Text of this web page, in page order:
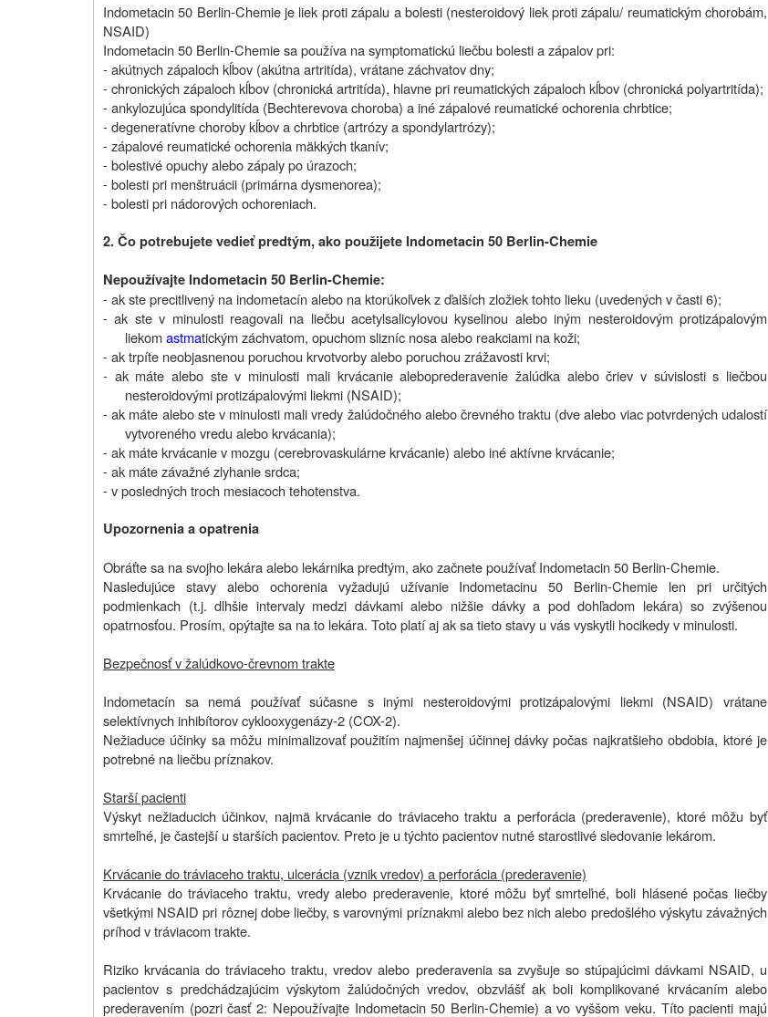
Indometacin 50 Berlin-Chemie je liek proti zápalu a bolesti (nesteroidový liek proti zápalu/ reumatickým chorobám,
NSAID)
Indometacin 50 Berlin-Chemie sa používa na symptomatickú liečbu bolesti a zápalov pri:
- akútnych zápaloch kĺbov (akútna artritída), vrátane záchvatov dny;
- chronických zápaloch kĺbov (chronická artritída), hlavne pri reumatických zápaloch kĺbov (chronická polyartritída);
- ankylozujúca spondylitída (Bechterevova choroba) a iné zápalové reumatické ochorenia chrbtice;
- degeneratívne choroby kĺbov a chrbtice (artrózy a spondylartrózy);
- zápalové reumatické ochorenia mäkkých tkanív;
- bolestivé opuchy alebo zápaly po úrazoch;
- bolesti pri menštruácii (primárna dysmenorea);
- bolesti pri nádorových ochoreniach.
2. Čo potrebujete vedieť predtým, ako použijete Indometacin 50 Berlin-Chemie
Nepoužívajte Indometacin 50 Berlin-Chemie:
- ak ste precitlivený na indometacín alebo na ktorúkoľvek z ďalších zložiek tohto lieku (uvedených v časti 6);
- ak ste v minulosti reagovali na liečbu acetylsalicylovou kyselinou alebo iným nesteroidovým protizápalovým
liekomastmatickým záchvatom, opuchom slizníc nosa alebo reakciami na koži;
- ak trpíte neobjasnenou poruchou krvotvorby alebo poruchou zrážavosti krvi;
- ak máte alebo ste v minulosti mali krvácanie aleboprederavenie žalúdka alebo čriev v súvislosti s liečbou
nesteroidovými protizápalovými liekmi (NSAID);
- ak máte alebo ste v minulosti mali vredy žalúdočného alebo črevného traktu (dve alebo viac potvrdených udalostí
vytvoreného vredu alebo krvácania);
- ak máte krvácanie v mozgu (cerebrovaskulárne krvácanie) alebo iné aktívne krvácanie;
- ak máte závažné zlyhanie srdca;
- v posledných troch mesiacoch tehotenstva.
Upozornenia a opatrenia
Obráťte sa na svojho lekára alebo lekárnika predtým, ako začnete používať Indometacin 50 Berlin-Chemie.
Nasledujúce stavy alebo ochorenia vyžadujú užívanie Indometacinu 50 Berlin-Chemie len pri určitých
podmienkach (t.j. dlhšie intervaly medzi dávkami alebo nižšie dávky a pod dohľadom lekára) so zvýšenou
opatrnosťou. Prosím, opýtajte sa na to lekára. Toto platí aj ak sa tieto stavy u vás vyskytli hocikedy v minulosti.
Bezpečnosť v žalúdkovo-črevnom trakte
Indometacín sa nemá používať súčasne s inými nesteroidovými protizápalovými liekmi (NSAID) vrátane
selektívnych inhibítorov cyklooxygenázy-2 (COX-2).
Nežiaduce účinky sa môžu minimalizovať použitím najmenšej účinnej dávky počas najkratšieho obdobia, ktoré je
potrebné na liečbu príznakov.
Starší pacienti
Výskyt nežiaducich účinkov, najmä krvácanie do tráviaceho traktu a perforácia (prederavenie), ktoré môžu byť
smrteľné, je častejší u starších pacientov. Preto je u týchto pacientov nutné starostlivé sledovanie lekárom.
Krvácanie do tráviaceho traktu, ulcerácia (vznik vredov) a perforácia (prederavenie)
Krvácanie do tráviaceho traktu, vredy alebo prederavenie, ktoré môžu byť smrteľné, boli hlásené počas liečby
všetkými NSAID pri rôznej dobe liečby, s varovnými príznakmi alebo bez nich alebo predošlého výskytu závažných
príhod v tráviacom trakte.
Riziko krvácania do tráviaceho traktu, vredov alebo prederavenia sa zvyšuje so stúpajúcimi dávkami NSAID, u
pacientov s predchádzajúcim výskytom žalúdočných vredov, obzvlášť ak boli komplikované krvácaním alebo
prederavením (pozri časť 2: Nepoužívajte Indometacin 50 Berlin-Chemie) a vo vyššom veku. Títo pacienti majú